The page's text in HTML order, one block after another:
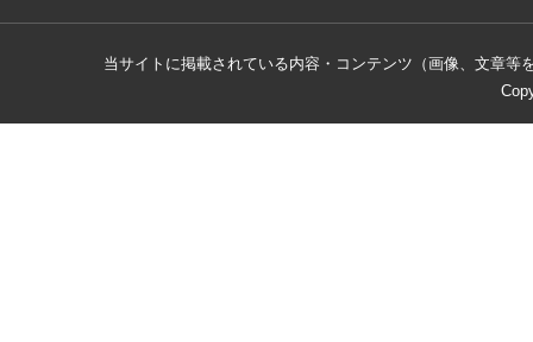
当サイトに掲載されている内容・コンテンツ（画像、文章